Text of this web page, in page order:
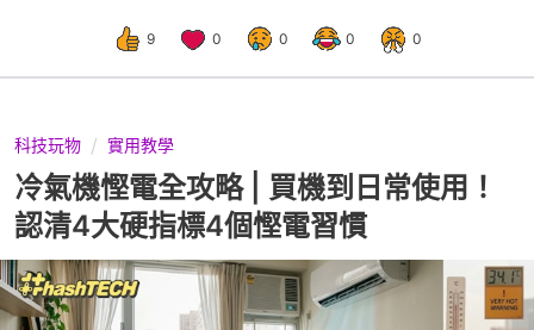
9 0 0 0 0
科技玩物 實用教學
冷氣機慳電全攻略 | 買機到日常使用！
認清4大硬指標4個慳電習慣